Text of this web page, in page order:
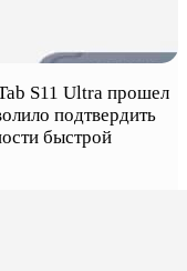
S11 Ultra прошел
подтвердить
быстрой